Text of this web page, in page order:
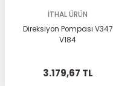
İTHAL ÜRÜN
Direksiyon Pompası V347
V184
3.179,67 TL